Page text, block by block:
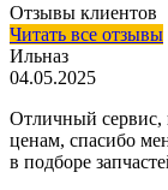
Отзывы клиентов
Читать все отзывы
Ильназ
04.05.2025
Отличный сервис,
ценам, спасибо
в подборе